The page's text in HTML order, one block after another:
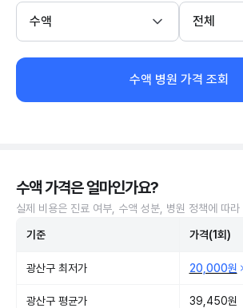
수액 전체
수액 병원 가격 조회
수액 가격은 얼마인가요?
실제 비용은 진료 여부, 수액 성분, 병원 정책에 따
기준 가격(1회)
광산구 최저가 20,000원
광산구 평균가 39,450원